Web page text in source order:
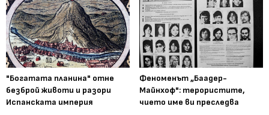
"Богатата планина" отне
безброй животи и разори
Испанската империя
Феноменът „Баадер-
Майнхоф": терористите,
чието име ви преследва